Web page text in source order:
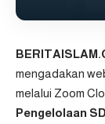
mengadakan
melalui Zoom
Pengelolaan